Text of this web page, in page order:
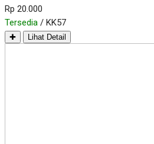
Rp 20.000
Tersedia / KK57
✚ Lihat Detail